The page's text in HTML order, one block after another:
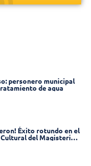
personero municipal
de agua
Éxito rotundo en el
del Magisterio